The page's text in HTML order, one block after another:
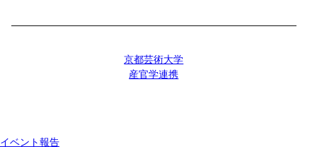
京都芸術大学
産官学連携
イベント報告